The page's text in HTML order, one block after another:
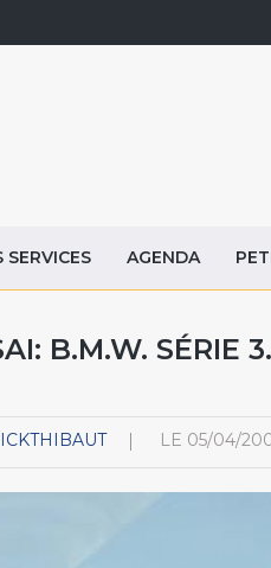
SERVICES AGENDA
B.M.W. SÉRIE 3.
LE 05/04/